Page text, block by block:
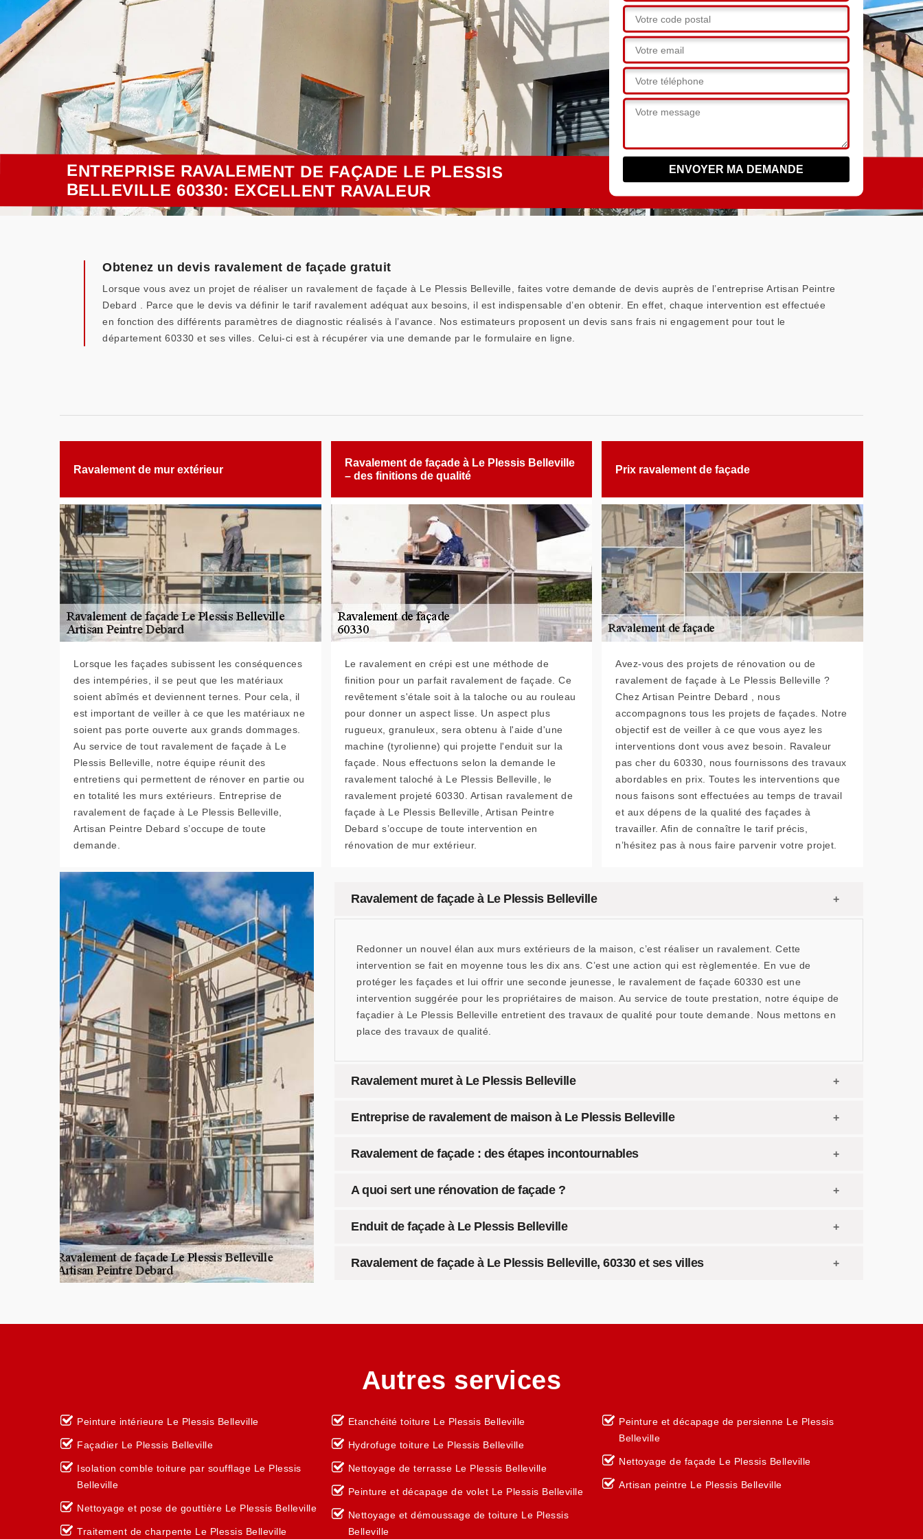
ENTREPRISE RAVALEMENT DE FAÇADE LE PLESSIS
BELLEVILLE 60330: EXCELLENT RAVALEUR
Obtenez un devis ravalement de façade gratuit
Lorsque vous avez un projet de réaliser un ravalement de façade à Le Plessis Belleville, faites votre demande de devis auprès de l’entreprise Artisan Peintre
Debard . Parce que le devis va définir le tarif ravalement adéquat aux besoins, il est indispensable d’en obtenir. En effet, chaque intervention est effectuée
en fonction des différents paramètres de diagnostic réalisés à l’avance. Nos estimateurs proposent un devis sans frais ni engagement pour tout le
département 60330 et ses villes. Celui-ci est à récupérer via une demande par le formulaire en ligne.
Ravalement de mur extérieur
Lorsque les façades subissent les conséquences
des intempéries, il se peut que les matériaux
soient abîmés et deviennent ternes. Pour cela, il
est important de veiller à ce que les matériaux ne
soient pas porte ouverte aux grands dommages.
Au service de tout ravalement de façade à Le
Plessis Belleville, notre équipe réunit des
entretiens qui permettent de rénover en partie ou
en totalité les murs extérieurs. Entreprise de
ravalement de façade à Le Plessis Belleville,
Artisan Peintre Debard s’occupe de toute
demande.
Ravalement de façade à Le Plessis Belleville
– des finitions de qualité
Le ravalement en crépi est une méthode de
finition pour un parfait ravalement de façade. Ce
revêtement s'étale soit à la taloche ou au rouleau
pour donner un aspect lisse. Un aspect plus
rugueux, granuleux, sera obtenu à l'aide d'une
machine (tyrolienne) qui projette l'enduit sur la
façade. Nous effectuons selon la demande le
ravalement taloché à Le Plessis Belleville, le
ravalement projeté 60330. Artisan ravalement de
façade à Le Plessis Belleville, Artisan Peintre
Debard s’occupe de toute intervention en
rénovation de mur extérieur.
Prix ravalement de façade
Avez-vous des projets de rénovation ou de
ravalement de façade à Le Plessis Belleville ?
Chez Artisan Peintre Debard , nous
accompagnons tous les projets de façades. Notre
objectif est de veiller à ce que vous ayez les
interventions dont vous avez besoin. Ravaleur
pas cher du 60330, nous fournissons des travaux
abordables en prix. Toutes les interventions que
nous faisons sont effectuées au temps de travail
et aux dépens de la qualité des façades à
travailler. Afin de connaître le tarif précis,
n’hésitez pas à nous faire parvenir votre projet.
Ravalement de façade à Le Plessis Belleville
Redonner un nouvel élan aux murs extérieurs de la maison, c’est réaliser un ravalement. Cette
intervention se fait en moyenne tous les dix ans. C’est une action qui est règlementée. En vue de
protéger les façades et lui offrir une seconde jeunesse, le ravalement de façade 60330 est une
intervention suggérée pour les propriétaires de maison. Au service de toute prestation, notre équipe de
façadier à Le Plessis Belleville entretient des travaux de qualité pour toute demande. Nous mettons en
place des travaux de qualité.
Ravalement muret à Le Plessis Belleville
Entreprise de ravalement de maison à Le Plessis Belleville
Ravalement de façade : des étapes incontournables
A quoi sert une rénovation de façade ?
Enduit de façade à Le Plessis Belleville
Ravalement de façade à Le Plessis Belleville, 60330 et ses villes
Autres services
Peinture intérieure Le Plessis Belleville
Façadier Le Plessis Belleville
Isolation comble toiture par soufflage Le Plessis
Belleville
Nettoyage et pose de gouttière Le Plessis Belleville
Traitement de charpente Le Plessis Belleville
Etanchéité toiture Le Plessis Belleville
Hydrofuge toiture Le Plessis Belleville
Nettoyage de terrasse Le Plessis Belleville
Peinture et décapage de volet Le Plessis Belleville
Nettoyage et démoussage de toiture Le Plessis
Belleville
Peinture et décapage de persienne Le Plessis
Belleville
Nettoyage de façade Le Plessis Belleville
Artisan peintre Le Plessis Belleville